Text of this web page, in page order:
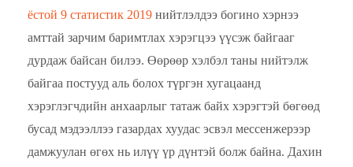
ёстой 9 статистик 2019 нийтлэлдээ богино хэрнээ
амттай зарчим баримтлах хэрэгцээ үүсэж байгааг
дурдаж байсан билээ. Өөрөөр хэлбэл таны нийтэлж
байгаа постууд аль болох түргэн хугацаанд
хэрэглэгчдийн анхаарлыг татаж байх хэрэгтэй бөгөөд
бусад мэдээллээ газардах хуудас эсвэл мессенжерээр
дамжуулан өгөх нь илүү үр дүнтэй болж байна. Дахин